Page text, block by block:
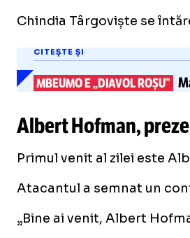
Chindia Târgoviște se
CITEȘTE ȘI
MBEUMO E „DIAVOL ROȘU”
Albert Hofman,
Primul venit al zilei este
Atacantul a semnat un
„Bine ai venit, Albert